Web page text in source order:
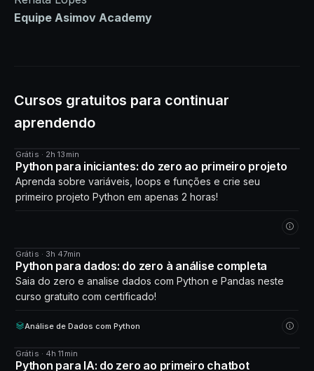
Equipe Asimov Academy
Cursos gratuitos para continuar
aprendendo
CURSO
Grátis · 2h 13min
Python para iniciantes: do zero ao primeiro projeto
Aprenda sobre variáveis, loops e funções e crie seu
primeiro projeto Python em apenas 2 horas!
CURSO
Grátis · 3h 47min
Python para dados: do zero à análise completa
Saia do zero e analise dados com Python e Pandas neste
curso gratuito com certificado!
Análise de Dados com Python
CURSO
Grátis · 4h 11min
Python para IA: do zero ao primeiro chatbot